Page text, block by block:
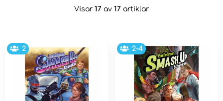
Visar 17 av 17 artiklar
2 2-4